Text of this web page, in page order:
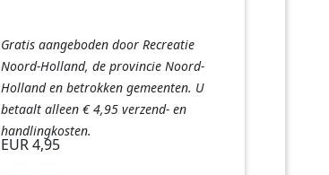
Gratis aangeboden door Recreatie
Noord-Holland, de provincie Noord-
Holland en betrokken gemeenten. U
betaalt alleen € 4,95 verzend- en
handlingkosten.
EUR 4,95